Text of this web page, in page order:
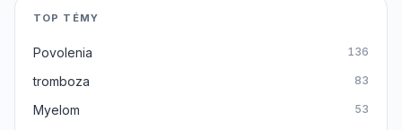
TOP TÉMY
Povolenia 136
tromboza 83
Myelom 53